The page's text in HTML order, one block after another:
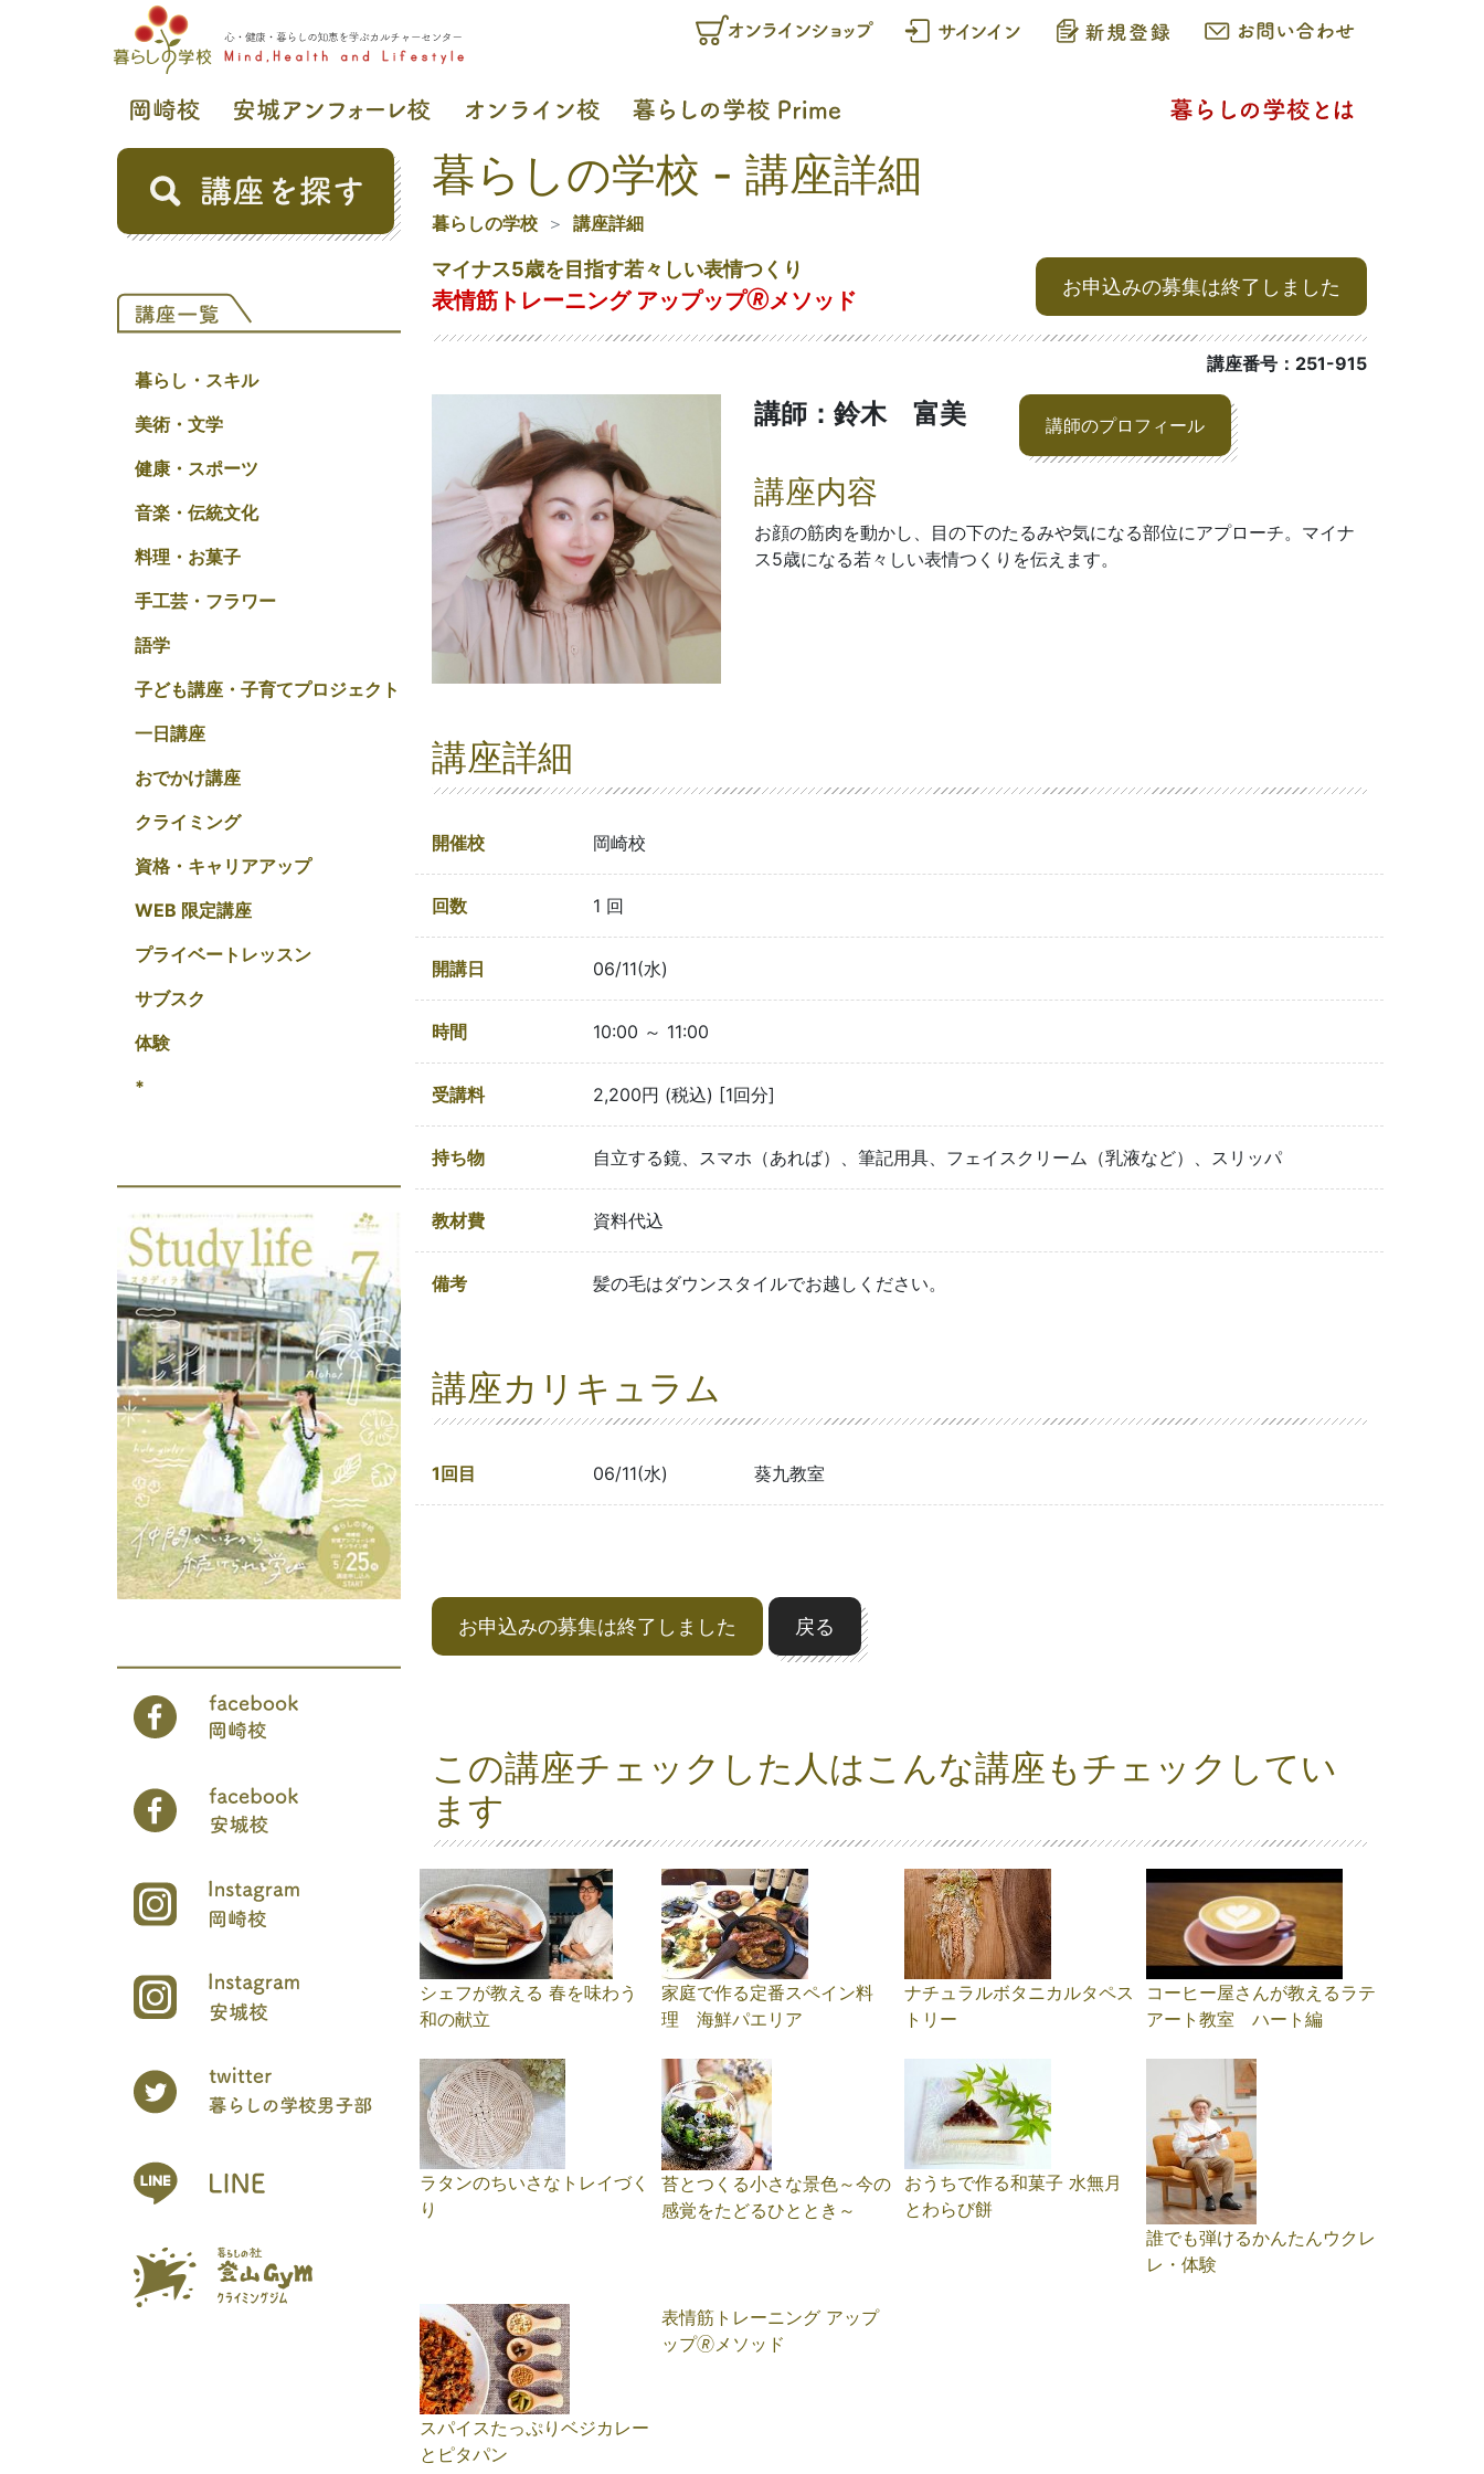
暮らし・スキル
美術・文学
健康・スポーツ
音楽・伝統文化
料理・お菓子
手工芸・フラワー
語学
子ども講座・子育てプロジェクト
一日講座
おでかけ講座
クライミング
資格・キャリアアップ
WEB 限定講座
プライベートレッスン
サブスク
体験
*
暮らしの学校 - 講座詳細
暮らしの学校 講座詳細
マイナス5歳を目指す若々しい表情つくり
表情筋トレーニング アップップ🄬メソッド
お申込みの募集は終了しました
講座番号：251-915
講師：鈴木 富美 講師のプロフィール
講座内容
お顔の筋肉を動かし、目の下のたるみや気になる部位にアプローチ。マイナ
ス5歳になる若々しい表情つくりを伝えます。
講座詳細
開催校 岡崎校
回数 1 回
開講日 06/11(水)
時間 10:00 ～ 11:00
受講料 2,200円 (税込) [1回分]
持ち物 自立する鏡、スマホ（あれば）、筆記用具、フェイスクリーム（乳液など）、スリッパ
教材費 資料代込
備考 髪の毛はダウンスタイルでお越しください。
講座カリキュラム
1回目 06/11(水) 葵九教室
お申込みの募集は終了しました 戻る
この講座チェックした人はこんな講座もチェックしてい
ます
シェフが教える 春を味わう
和の献立
家庭で作る定番スペイン料
理 海鮮パエリア
ナチュラルボタニカルタペス
トリー
コーヒー屋さんが教えるラテ
アート教室 ハート編
ラタンのちいさなトレイづく
り
苔とつくる小さな景色～今の
感覚をたどるひととき～
おうちで作る和菓子 水無月
とわらび餅
誰でも弾けるかんたんウクレ
レ・体験
スパイスたっぷりベジカレー
とピタパン
表情筋トレーニング アップ
ップ🄬メソッド